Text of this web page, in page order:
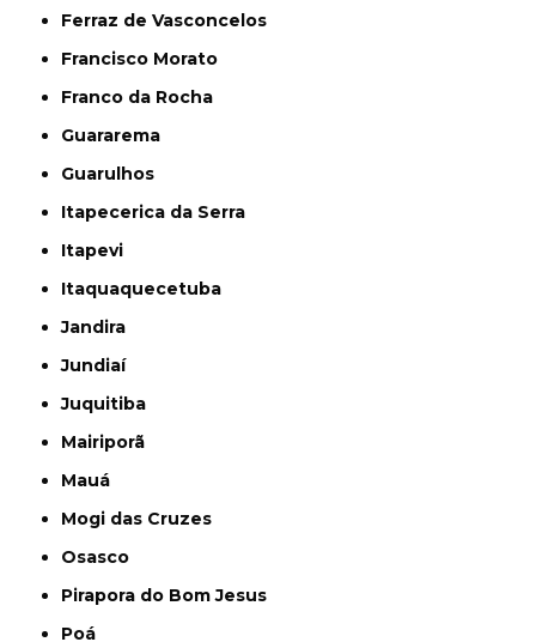
Ferraz de Vasconcelos
Francisco Morato
Franco da Rocha
Guararema
Guarulhos
Itapecerica da Serra
Itapevi
Itaquaquecetuba
Jandira
Jundiaí
Juquitiba
Mairiporã
Mauá
Mogi das Cruzes
Osasco
Pirapora do Bom Jesus
Poá